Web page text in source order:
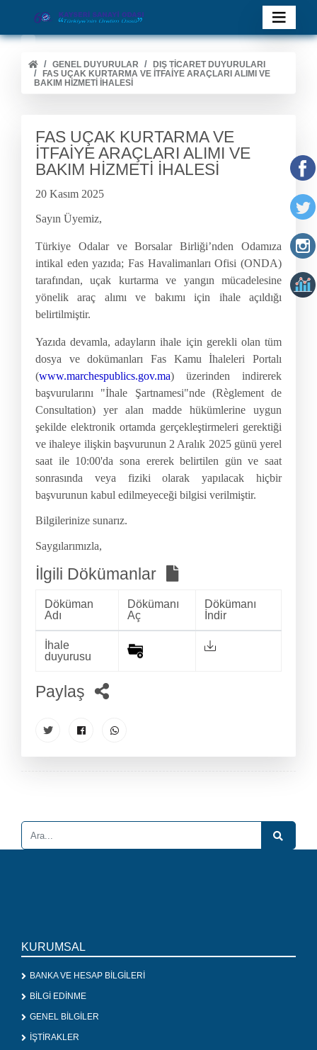
GENEL DUYURULAR
DIŞ TİCARET DUYURULARI
FAS UÇAK KURTARMA VE İTFAİYE ARAÇLARI ALIMI VE
BAKIM HİZMETİ İHALESİ
FAS UÇAK KURTARMA VE
İTFAİYE ARAÇLARI ALIMI VE
BAKIM HİZMETİ İHALESİ
20 Kasım 2025
Sayın Üyemiz,
Türkiye Odalar ve Borsalar Birliği’nden Odamıza
intikal eden yazıda; Fas Havalimanları Ofisi (ONDA)
tarafından, uçak kurtarma ve yangın mücadelesine
yönelik araç alımı ve bakımı için ihale açıldığı
belirtilmiştir.
Yazıda devamla, adayların ihale için gerekli olan tüm
dosya ve dokümanları Fas Kamu İhaleleri Portalı
(www.marchespublics.gov.ma) üzerinden indirerek
başvurularını "İhale Şartnamesi"nde (Règlement de
Consultation) yer alan madde hükümlerine uygun
şekilde elektronik ortamda gerçekleştirmeleri gerektiği
ve ihaleye ilişkin başvurunun 2 Aralık 2025 günü yerel
saat ile 10:00'da sona ererek belirtilen gün ve saat
sonrasında veya fiziki olarak yapılacak hiçbir
başvurunun kabul edilmeyeceği bilgisi verilmiştir.
Bilgilerinize sunarız.
Saygılarımızla,
İlgili Dökümanlar
Döküman
Adı
Dökümanı
Aç
Dökümanı
İndir
İhale
duyurusu
Paylaş
KURUMSAL
BANKA VE HESAP BİLGİLERİ
BİLGİ EDİNME
GENEL BİLGİLER
İŞTİRAKLER